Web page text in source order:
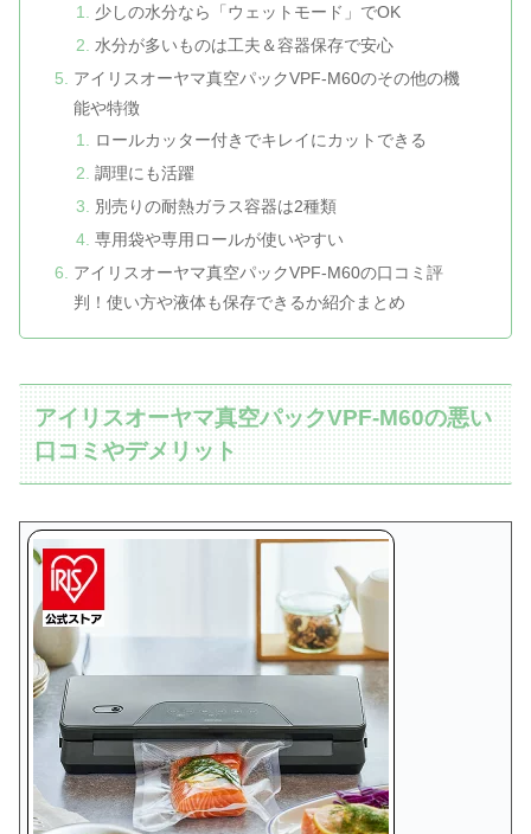
少しの水分なら「ウェットモード」でOK
水分が多いものは工夫＆容器保存で安心
アイリスオーヤマ真空パックVPF-M60のその他の機
能や特徴
ロールカッター付きでキレイにカットできる
調理にも活躍
別売りの耐熱ガラス容器は2種類
専用袋や専用ロールが使いやすい
アイリスオーヤマ真空パックVPF-M60の口コミ評
判！使い方や液体も保存できるか紹介まとめ
アイリスオーヤマ真空パックVPF-M60の悪い
口コミやデメリット